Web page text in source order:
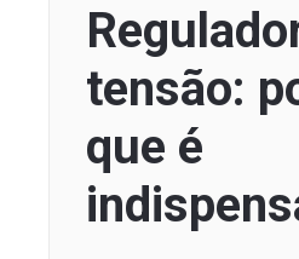
tensão:
que é